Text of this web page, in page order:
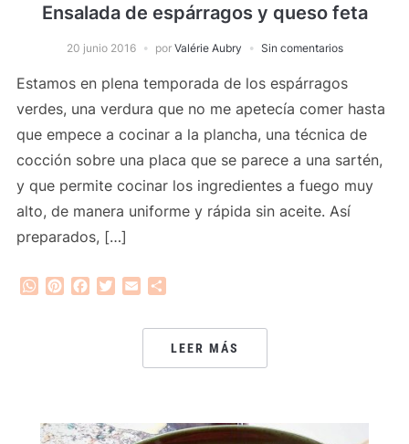
Ensalada de espárragos y queso feta
20 junio 2016 por Valérie Aubry Sin comentarios
Estamos en plena temporada de los espárragos
verdes, una verdura que no me apetecía comer hasta
que empece a cocinar a la plancha, una técnica de
cocción sobre una placa que se parece a una sartén,
y que permite cocinar los ingredientes a fuego muy
alto, de manera uniforme y rápida sin aceite. Así
preparados, […]
WhatsApp
PinterestFacebook
Twitter
Email
LEER MÁS